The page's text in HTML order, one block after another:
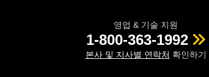
영업 & 기술 지원
1-800-363-1992
본사 및 지사별 연락처 확인하기